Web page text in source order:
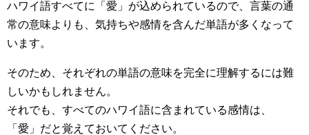
ハワイ語すべてに「愛」が込められているので、言葉の通
常の意味よりも、気持ちや感情を含んだ単語が多くなって
います。
そのため、それぞれの単語の意味を完全に理解するには難
しいかもしれません。
それでも、すべてのハワイ語に含まれている感情は、
「愛」だと覚えておいてください。